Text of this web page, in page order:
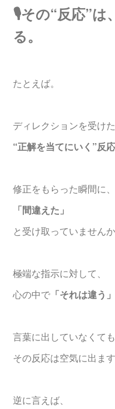
🎙️その“反応”は
る。
たとえば。
ディレクションを受けた
“正解を当てにいく”反応
修正をもらった瞬間に、
「間違えた」
と受け取っていません
極端な指示に対して、
心の中で 「それは違う」
言葉に出していなくても
その反応は空気に出ます
逆に言えば、